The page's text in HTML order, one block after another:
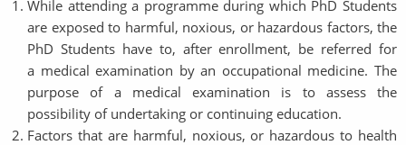
While attending a programme during which PhD Students
are exposed to harmful, noxious, or hazardous factors, the
PhD Students have to, after enrollment, be referred for
a medical examination by an occupational medicine. The
purpose of a medical examination is to assess the
possibility of undertaking or continuing education.
Factors that are harmful, noxious, or hazardous to health